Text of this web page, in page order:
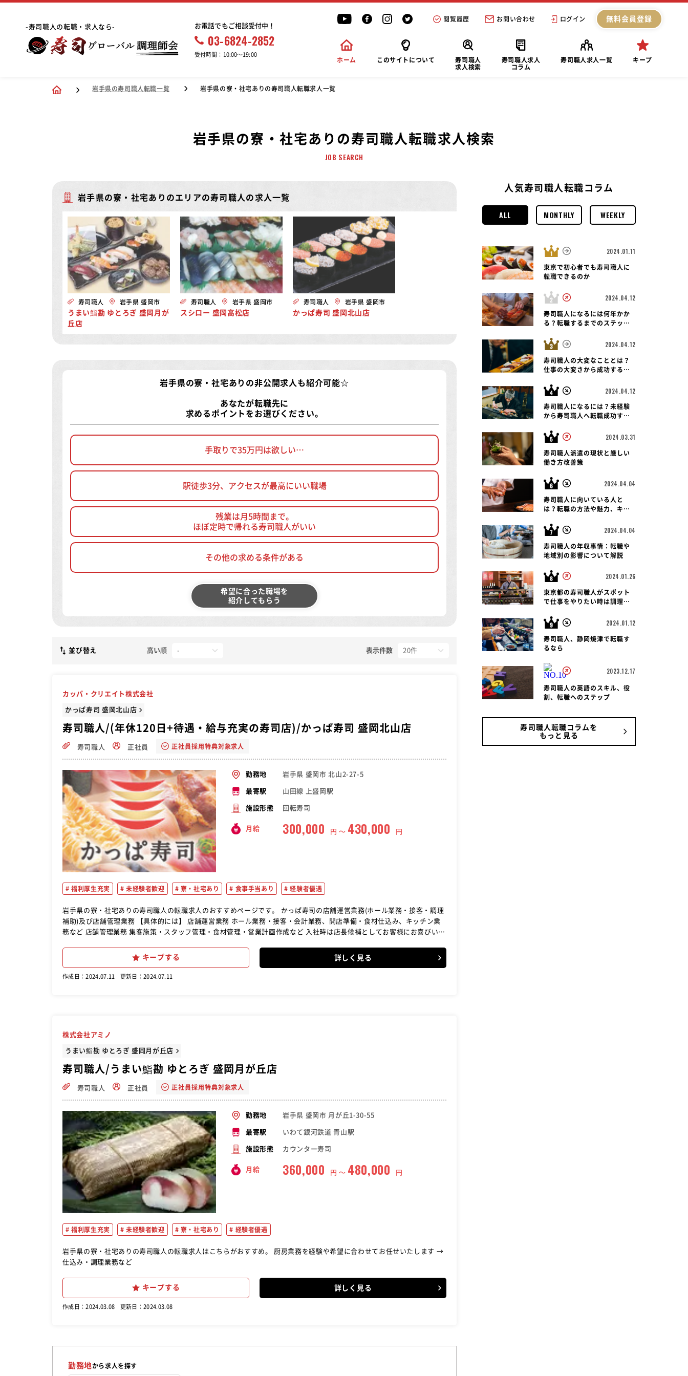
-寿司職人の転職・求人なら- お電話でもご相談受付中！
03-6824-2852
受付時間：10:00〜19:00
閲覧履歴 お問い合わせ ログイン 無料会員登録
ホーム このサイトについて
寿司職人
求人検索
寿司職人求人
コラム
寿司職人求人一覧 キープ
岩手県の寿司職人転職一覧 岩手県の寮・社宅ありの寿司職人転職求人一覧
岩手県の寮・社宅ありの寿司職人転職求人検索
JOB SEARCH
岩手県の寮・社宅ありのエリアの寿司職人の求人一覧
寿司職人 岩手県 盛岡市
うまい鮨勘 ゆとろぎ 盛岡月が
丘店
寿司職人 岩手県 盛岡市
スシロー 盛岡高松店
寿司職人 岩手県 盛岡市
かっぱ寿司 盛岡北山店
岩手県の寮・社宅ありの非公開求人 も紹介可能☆
あなたが転職先に
求めるポイントをお選びください。
手取りで35万円は欲しい…
駅徒歩3分、アクセスが最高にいい職場
残業は月5時間まで。
ほぼ定時で帰れる寿司職人がいい
その他の求める条件がある
希望に合った職場を
紹介してもらう
並び替え 高い順 表示件数
カッパ・クリエイト株式会社
かっぱ寿司 盛岡北山店
寿司職人/(年休120日+待遇・給与充実の寿司店)/かっぱ寿司 盛岡北山店
寿司職人 正社員 正社員採用特典対象求人
勤務地 岩手県 盛岡市 北山2-27-5
最寄駅 山田線 上盛岡駅
施設形態 回転寿司
月給 300,000 円 〜 430,000 円
福利厚生充実 未経験者歓迎 寮・社宅あり 食事手当あり 経験者優遇
岩手県の寮・社宅ありの寿司職人の転職求人のおすすめページです。 かっぱ寿司の店舗運営業務(ホール業務・接客・調理
補助)及び店舗管理業務 【具体的には】 店舗運営業務 ホール業務・接客・会計業務、開店準備・食材仕込み、キッチン業
務など 店舗管理業務 集客施策・スタッフ管理・食材管理・営業計画作成など 入社時は店長候補としてお客様にお喜びいた
キープする 詳しく見る
作成日：2024.07.11 更新日：2024.07.11
株式会社アミノ
うまい鮨勘 ゆとろぎ 盛岡月が丘店
寿司職人/うまい鮨勘 ゆとろぎ 盛岡月が丘店
寿司職人 正社員 正社員採用特典対象求人
勤務地 岩手県 盛岡市 月が丘1-30-55
最寄駅 いわて銀河鉄道 青山駅
施設形態 カウンター寿司
月給 360,000 円 〜 480,000 円
福利厚生充実 未経験者歓迎 寮・社宅あり 経験者優遇
岩手県の寮・社宅ありの寿司職人の転職求人はこちらがおすすめ。 厨房業務を経験や希望に合わせてお任せいたします →
仕込み・調理業務など
キープする 詳しく見る
作成日：2024.03.08 更新日：2024.03.08
勤務地から求人を探す
人気寿司職人転職コラム
ALL MONTHLY WEEKLY
2024.01.11
東京で初心者でも寿司職人に
転職できるのか
2024.04.12
寿司職人になるには何年かか
る？転職するまでのステップ
2024.04.12
寿司職人の大変なこととは？
仕事の大変さから成功する転
2024.04.12
寿司職人になるには？未経験
から寿司職人へ転職成功する
2024.03.31
寿司職人派遣の現状と厳しい
働き方改善策
2024.04.04
寿司職人に向いている人と
は？転職の方法や魅力、キャ
説！
2024.04.04
寿司職人の年収事情：転職や
地域別の影響について解説
2024.01.26
東京都の寿司職人がスポット
で仕事をやりたい時は調理師
2024.01.12
寿司職人、静岡焼津で転職す
るなら
2023.12.17
寿司職人の英語のスキル、役
割、転職へのステップ
寿司職人転職コラムを
もっと見る